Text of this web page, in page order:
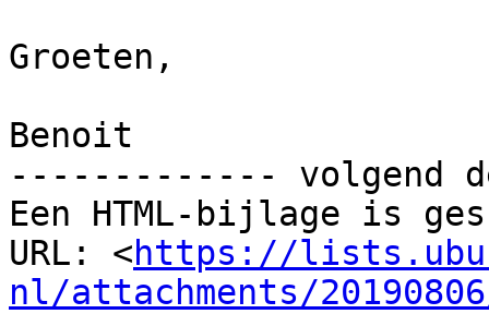
Groeten,
Benoit
------------- volgend
Een HTML-bijlage is
URL: <https://
nl/attachments/